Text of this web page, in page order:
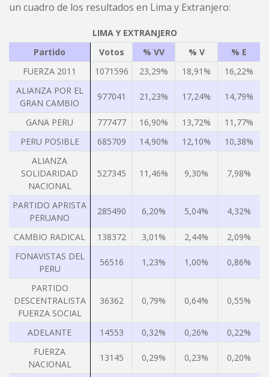
un cuadro de los resultados en Lima y Extranjero:
LIMA Y EXTRANJERO
Partido
Votos % VV % V
% E
FUERZA 2011
1071596 23,29% 18,91%
16,22%
ALIANZA POR EL
GRAN CAMBIO
977041 21,23% 17,24% 14,79%
GANA PERU 777477 16,90% 13,72%
11,77%
PERU POSIBLE
685709 14,90% 12,10%
10,38%
ALIANZA
SOLIDARIDAD
NACIONAL
527345 11,46% 9,30% 7,98%
PARTIDO APRISTA
PERUANO
285490 6,20% 5,04% 4,32%
CAMBIO RADICAL 138372 3,01% 2,44%
2,09%
FONAVISTAS DEL
PERU
56516 1,23% 1,00% 0,86%
PARTIDO
DESCENTRALISTA
FUERZA SOCIAL
36362 0,79% 0,64% 0,55%
ADELANTE 14553 0,32% 0,26%
0,22%
FUERZA
NACIONAL
13145 0,29% 0,23% 0,20%